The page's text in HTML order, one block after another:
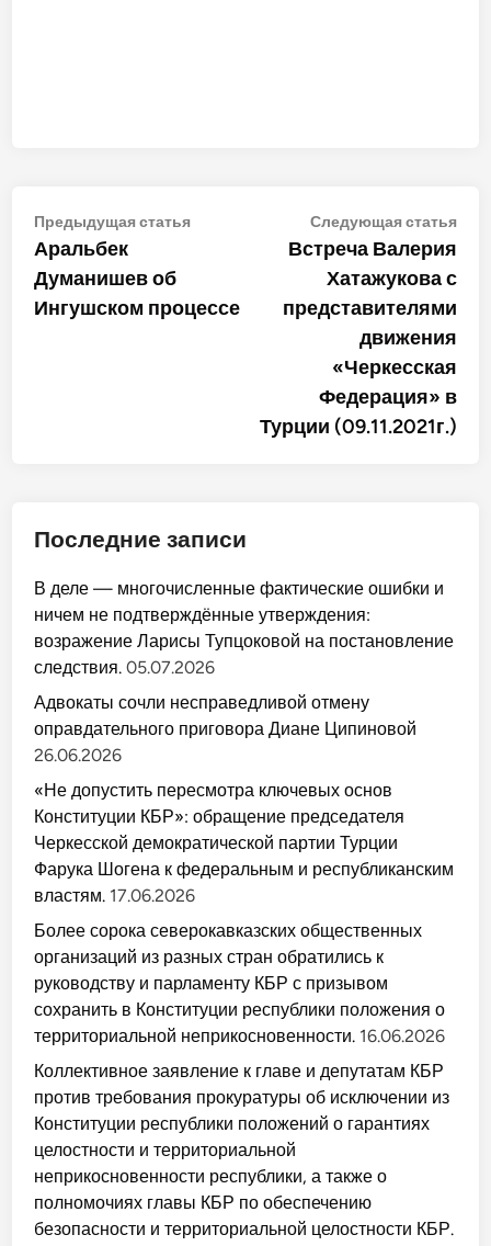
Навигация
по
записям
Предыдущая статьяПредыдущая
Аральбек
Думанишев об
Ингушском процессе
Следующая статья
Встреча Валерия
Хатажукова с
представителями
движения
«Черкесская
Федерация» в
Турции (09.11.2021г.)
Последние записи
В деле — многочисленные фактические ошибки и
ничем не подтверждённые утверждения:
возражение Ларисы Тупцоковой на постановление
следствия. 05.07.2026
Адвокаты сочли несправедливой отмену
оправдательного приговора Диане Ципиновой
26.06.2026
«Не допустить пересмотра ключевых основ
Конституции КБР»: обращение председателя
Черкесской демократической партии Турции
Фарука Шогена к федеральным и республиканским
властям. 17.06.2026
Более сорока северокавказских общественных
организаций из разных стран обратились к
руководству и парламенту КБР с призывом
сохранить в Конституции республики положения о
территориальной неприкосновенности. 16.06.2026
Коллективное заявление к главе и депутатам КБР
против требования прокуратуры об исключении из
Конституции республики положений о гарантиях
целостности и территориальной
неприкосновенности республики, а также о
полномочиях главы КБР по обеспечению
безопасности и территориальной целостности КБР.